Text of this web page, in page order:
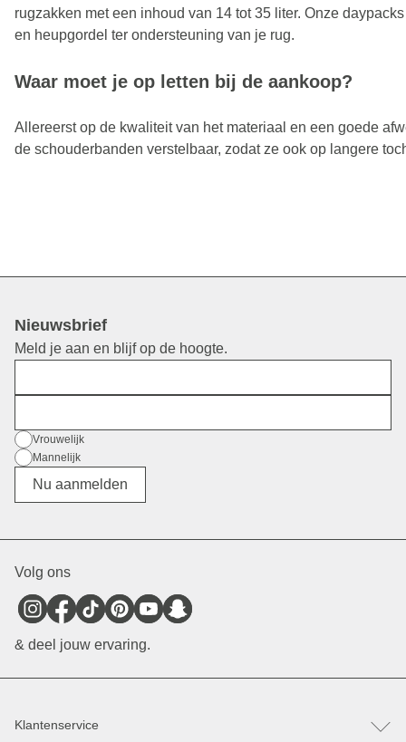
rugzakken met een inhoud van 14 tot 35 liter. Onze
en heupgordel ter ondersteuning van je rug.
Waar moet je op letten bij de aankoop?
Allereerst op de kwaliteit van het materiaal en een goede
de schouderbanden verstelbaar, zodat ze ook op langere
Nieuwsbrief
Meld je aan en blijf op de hoogte.
Geslacht
Vrouwelijk
Mannelijk
Nu aanmelden
Volg ons
& deel jouw ervaring.
Klantenservice